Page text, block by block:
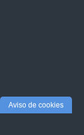
Aviso de cookies